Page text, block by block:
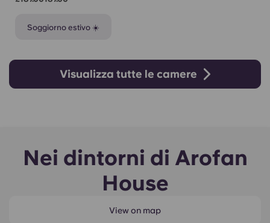
Soggiorno estivo ☀️
Visualizza tutte le camere
Nei dintorni di Arofan
House
View on map